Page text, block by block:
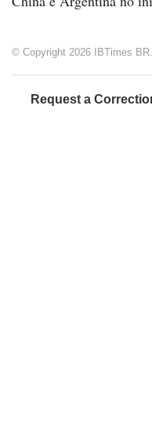
© Copyright 2026 IBTimes
Request a